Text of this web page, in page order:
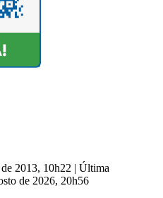
2013, 10h22 | Última
de 2026, 20h56